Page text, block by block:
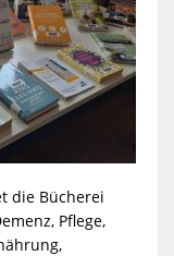
die Bücherei
Pflege,